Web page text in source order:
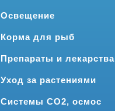
Освещение
Корма для рыб
Препараты и лекарства
Уход за растениями
Системы CO2, осмос